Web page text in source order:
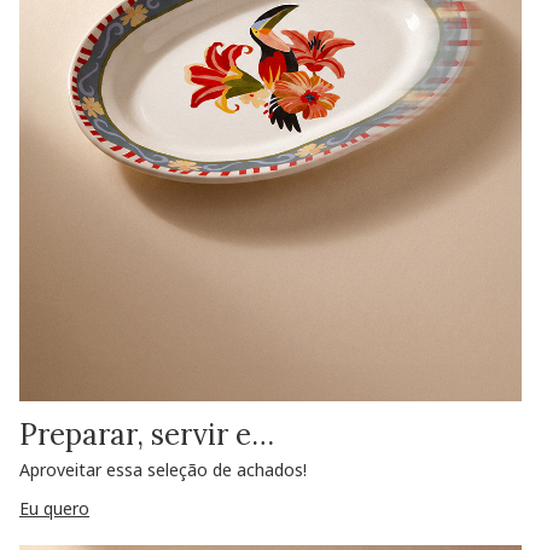
Preparar, servir e…
Aproveitar essa seleção de achados!
Eu quero